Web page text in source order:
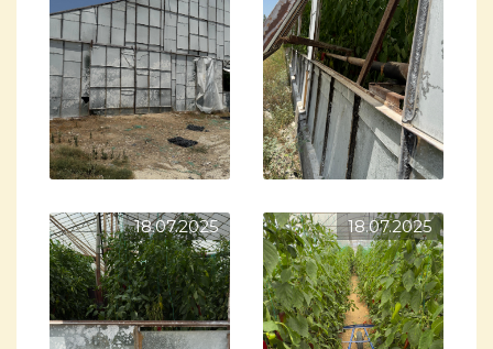
18.07.2025 18.07.2025